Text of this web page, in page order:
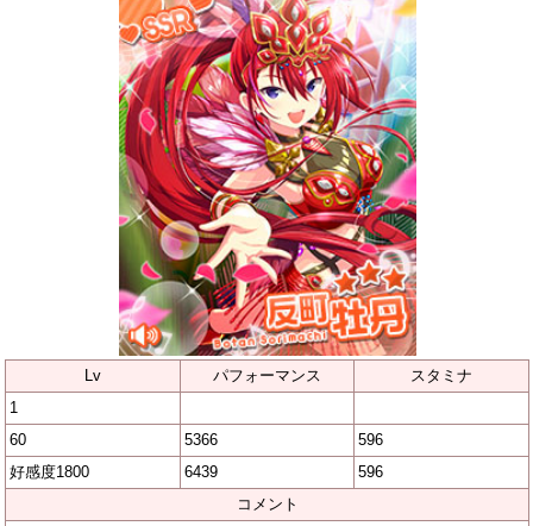
Lv パフォーマンス
スタミナ
1
60
5366
596
好感度1800
6439
596
コメント